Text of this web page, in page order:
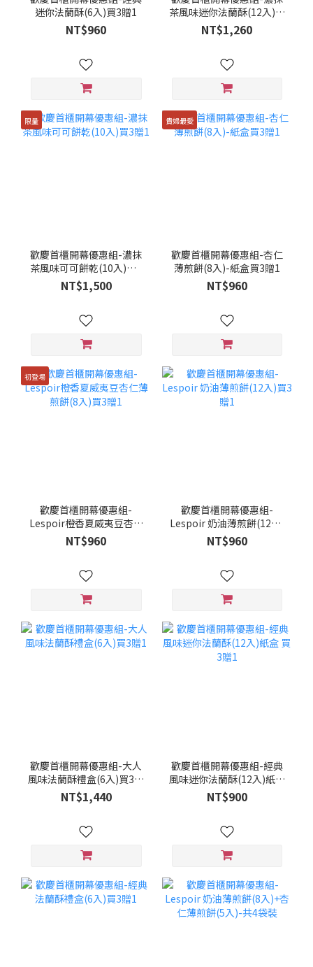
迷你法蘭酥(6入)買3贈1
NT$960
茶風味迷你法蘭酥(12入)買
3贈1
NT$1,260
限量
歡慶首櫃開幕優惠組-濃抹
茶風味可可餅乾(10入)買3
贈1
NT$1,500
貴婦最愛
歡慶首櫃開幕優惠組-杏仁
薄煎餅(8入)-紙盒買3贈1
NT$960
初登場
歡慶首櫃開幕優惠組-
Lespoir橙香夏威夷豆杏仁
薄煎餅(8入)買3贈1
NT$960
歡慶首櫃開幕優惠組-
Lespoir 奶油薄煎餅(12入)
買3贈1
NT$960
歡慶首櫃開幕優惠組-大人
風味法蘭酥禮盒(6入)買3贈
1
NT$1,440
歡慶首櫃開幕優惠組-經典
風味迷你法蘭酥(12入)紙盒
買3贈1
NT$900